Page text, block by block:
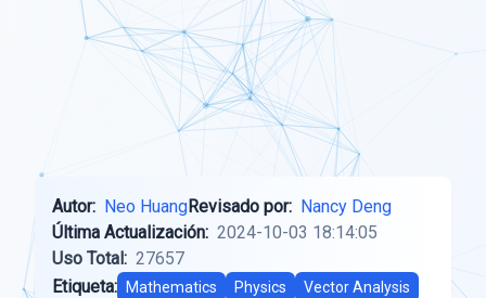
Autor: Neo HuangRevisado por: Nancy Deng
Última Actualización: 2024-10-03 18:14:05
Uso Total: 27657
Etiqueta:
Mathematics Physics Vector Analysis